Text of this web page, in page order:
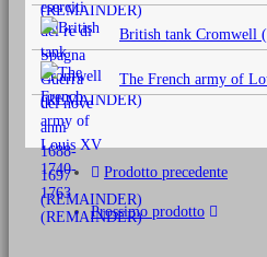
British tank Cromwell
The French army of
Prodotto precedente
Prossimo prodotto